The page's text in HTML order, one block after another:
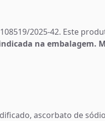
2025-42. Este
na embalagem.
ascorbato de